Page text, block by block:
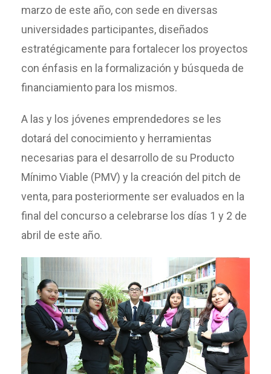
marzo de este año, con sede en diversas
universidades participantes, diseñados
estratégicamente para fortalecer los proyectos
con énfasis en la formalización y búsqueda de
financiamiento para los mismos.
A las y los jóvenes emprendedores se les
dotará del conocimiento y herramientas
necesarias para el desarrollo de su Producto
Mínimo Viable (PMV) y la creación del pitch de
venta, para posteriormente ser evaluados en la
final del concurso a celebrarse los días 1 y 2 de
abril de este año.